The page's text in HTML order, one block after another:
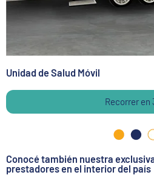
Unidad de Salud Móvil
Recorrer en
Conocé también nuestra
prestadores en el interior del país